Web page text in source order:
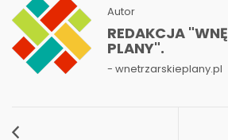
Autor
REDAKCJA
PLANY".
- wnetrzarskieplany.pl